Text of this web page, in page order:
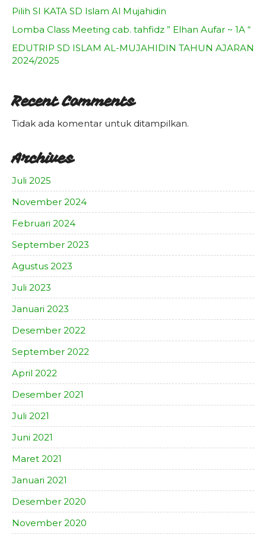
Pilih SI KATA SD Islam Al Mujahidin
Lomba Class Meeting cab. tahfidz ” Elhan Aufar ~ 1A “
EDUTRIP SD ISLAM AL-MUJAHIDIN TAHUN AJARAN
2024/2025
Recent Comments
Tidak ada komentar untuk ditampilkan.
Archives
Juli 2025
November 2024
Februari 2024
September 2023
Agustus 2023
Juli 2023
Januari 2023
Desember 2022
September 2022
April 2022
Desember 2021
Juli 2021
Juni 2021
Maret 2021
Januari 2021
Desember 2020
November 2020